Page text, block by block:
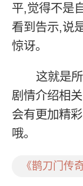
平,觉得不是
看到告示,说
惊讶。
这就是
剧情介绍相
会有更加精
哦。
《鹊刀门传